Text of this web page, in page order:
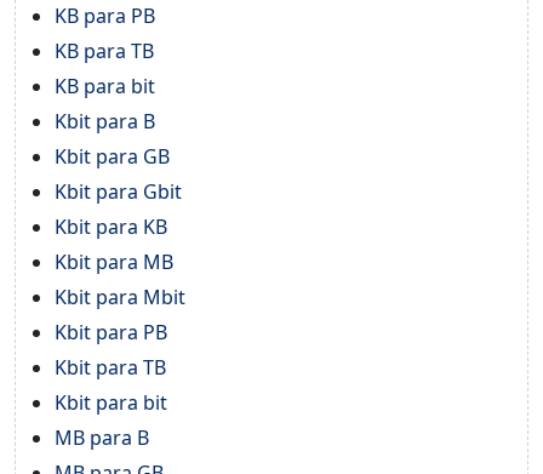
KB para PB
KB para TB
KB para bit
Kbit para B
Kbit para GB
Kbit para Gbit
Kbit para KB
Kbit para MB
Kbit para Mbit
Kbit para PB
Kbit para TB
Kbit para bit
MB para B